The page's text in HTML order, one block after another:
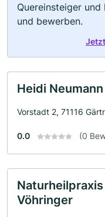
Quereinsteiger
und bewerben.
Heidi
Vorstadt 2, 71116
0.0 (0
Vöhringer